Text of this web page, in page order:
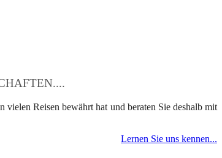
vielen Reisen bewährt hat und beraten Sie deshalb mit
Lernen Sie uns kennen...